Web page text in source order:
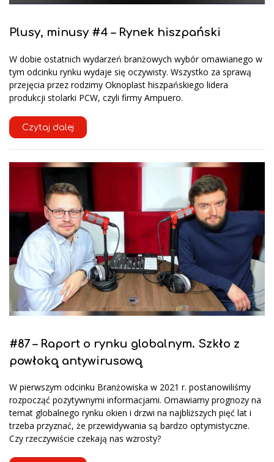
Plusy, minusy #4 – Rynek hiszpański
W dobie ostatnich wydarzeń branżowych wybór omawianego w
tym odcinku rynku wydaje się oczywisty. Wszystko za sprawą
przejęcia przez rodzimy Oknoplast hiszpańskiego lidera
produkcji stolarki PCW, czyli firmy Ampuero.
Czytaj dalej
#87 – Raport o rynku globalnym. Szkło z
powłoką antywirusową
W pierwszym odcinku Branżowiska w 2021 r. postanowiliśmy
rozpocząć pozytywnymi informacjami. Omawiamy prognozy na
temat globalnego rynku okien i drzwi na najbliższych pięć lat i
trzeba przyznać, że przewidywania są bardzo optymistyczne.
Czy rzeczywiście czekają nas wzrosty?